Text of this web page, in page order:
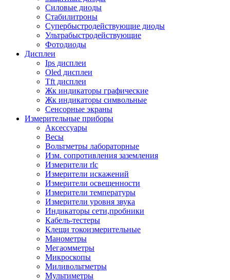
Силовые диоды
Стабилитроны
Супербыстродействующие диоды
Ультрабыстродействующие
Фотодиоды
Дисплеи
Ips дисплеи
Oled дисплеи
Tft дисплеи
Жк индикаторы графические
Жк индикаторы символьные
Сенсорные экраны
Измерительные приборы
Аксессуары
Весы
Вольтметры лабораторные
Изм. сопротивления заземления
Измерители rlc
Измерители искажений
Измерители освещенности
Измерители температуры
Измерители уровня звука
Индикаторы сети,пробники
Кабель-тестеры
Клещи токоизмерительные
Манометры
Мегаомметры
Микроскопы
Миливольтметры
Мультиметры